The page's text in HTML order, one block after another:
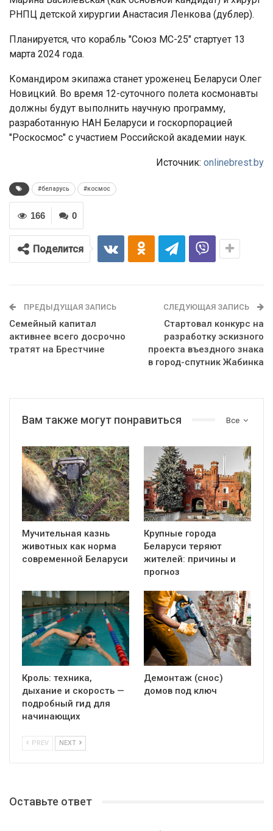
РНПЦ детской хирургии Анастасия Ленкова (дублер).
Планируется, что корабль "Союз МС-25" стартует 13
марта 2024 года.
Командиром экипажа станет уроженец Беларуси Олег
Новицкий. Во время 12-суточного полета космонавты
должны будут выполнить научную программу,
разработанную НАН Беларуси и госкорпорацией
"Роскосмос" с участием Российской академии наук.
Источник: onlinebrest.by
#беларусь #космос
0
166
Поделится
ПРЕДЫДУЩАЯ ЗАПИСЬ
Семейный капитал
активнее всего досрочно
тратят на Брестчине
СЛЕДУЮЩАЯ ЗАПИСЬ
Стартовал конкурс на
разработку эскизного
проекта въездного знака
в город-спутник Жабинка
Все
Вам также могут понравиться
Мучительная казнь
животных как норма
современной Беларуси
Крупные города
Беларуси теряют
жителей: причины и
прогноз
Кроль: техника,
дыхание и скорость —
подробный гид для
начинающих
Демонтаж (снос)
домов под ключ
PREV NEXT
Оставьте ответ